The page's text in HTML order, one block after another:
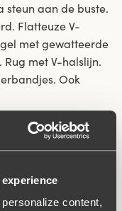
content,
steun aan de buste.
Flatteuze V-
met gewatteerde
met V-halslijn.
Ook
extra steun.